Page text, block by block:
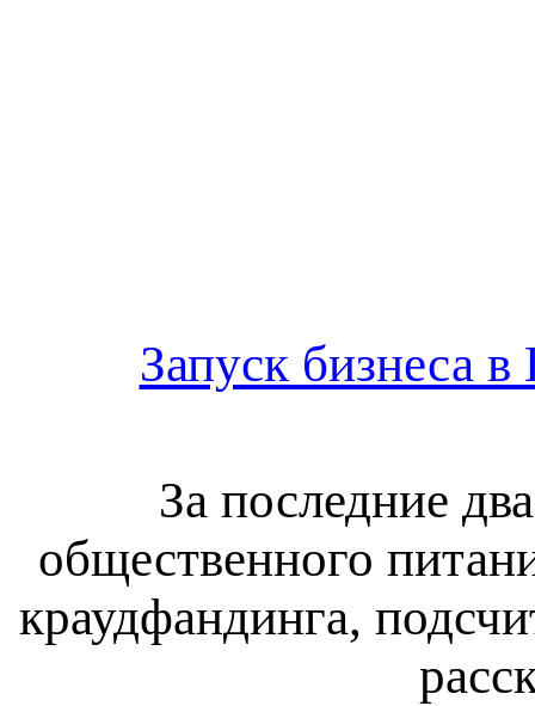
Запуск бизнеса
За последние
общественного
краудфандинга,